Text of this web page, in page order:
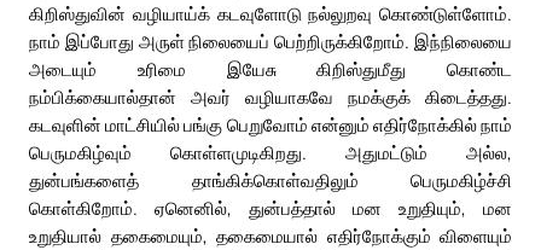
கிறிஸ்துவின் வழியாய்க் கடவுளோடு நல்லுறவு கொண்டுள்ளோம்.
நாம் இப்போது அருள் நிலையைப் பெற்றிருக்கிறோம். இந்நிலையை
அடையும் உரிமை இயேசு கிறிஸ்துமீது கொண்ட
நம்பிக்கையால்தான் அவர் வழியாகவே நமக்குக் கிடைத்தது.
கடவுளின் மாட்சியில் பங்கு பெறுவோம் என்னும் எதிர்நோக்கில் நாம்
பெருமகிழ்வும் கொள்ளமுடிகிறது. அதுமட்டும் அல்ல,
துன்பங்களைத் தாங்கிக்கொள்வதிலும் பெருமகிழ்ச்சி
கொள்கிறோம். ஏனெனில், துன்பத்தால் மன உறுதியும், மன
உறுதியால் தகைமையும், தகைமையால் எதிர்நோக்கும் விளையும்